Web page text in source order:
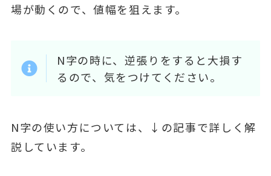
場が動くので、値幅を狙えます。
N字の時に、逆張りをすると大損す
るので、気をつけてください。
N字の使い方については、↓の記事で詳しく解
説しています。